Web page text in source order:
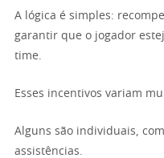
A lógica é simples:
garantir que o jogador
time.
Esses incentivos variam
Alguns são individuais,
assistências.